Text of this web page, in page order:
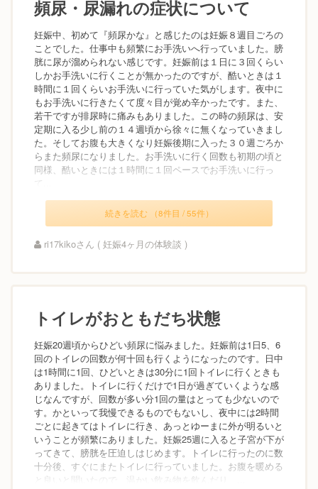
頻尿・尿漏れの症状について
妊娠中、初めて『頻尿かな』と感じたのは妊娠８週目ごろの
ことでした。仕事中も頻繁にお手洗いへ行っていました。膀
胱に尿が溜められない感じです。妊娠前は１日に３回くらい
しかお手洗いに行くことが無かったのですが、酷いときは１
時間に１回くらいお手洗いに行っていた気がします。夜中に
もお手洗いに行きたくて度々目が覚め辛かったです。また、
若干ですが排尿時に痛みもありました。この時の頻尿は、安
定期に入る少し前の１４週頃から徐々に無くなっていきまし
た。そしてお腹も大きくなり妊娠後期に入った３０週ごろか
らまた頻尿になりました。お手洗いに行く回数も初期の頃と
同様、酷いときには１時間に１回ペースでお手洗いに行っ
て...
続きを読む （8件目 / 55件）
ri17kikoさん ( 妊娠4ヶ月の体験談 )
トイレがおともだち状態
妊娠20週頃からひどい頻尿に悩みました。妊娠前は1日5、6
回のトイレの回数が何十回も行くようになったのです。日中
は1時間に1回、ひどいときは30分に1回トイレに行くときも
ありました。トイレに行くだけで1日が過ぎていくような感
じなんですが、回数が多い分1回の量はとっても少ないので
す。かといって我慢できるものでもないし、夜中には2時間
ごとに起きてはトイレに行き、あっとゆーまに外が明るいと
いうことが頻繁にありました。妊娠25週に入ると子宮が下が
ってきて、膀胱を圧迫しはじめます。トイレに行ったのに数
十分後、すぐにまたトイレに行っていました。お腹を暖める
と良いと聞いたので、温かい飲み物を飲んだり、...